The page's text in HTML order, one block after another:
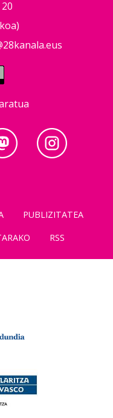
PUBLIZITATEA
RSS